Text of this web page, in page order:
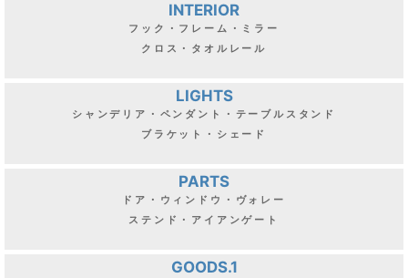
INTERIOR
フック・フレーム・ミラー
クロス・タオルレール
LIGHTS
シャンデリア・ペンダント・テーブルスタンド
ブラケット・シェード
PARTS
ドア・ウィンドウ・ヴォレー
ステンド・アイアンゲート
GOODS.1